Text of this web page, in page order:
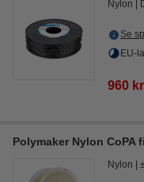
Nylon
Se
EU-
960 kr
Polymaker Nylon CoPA
Nylon